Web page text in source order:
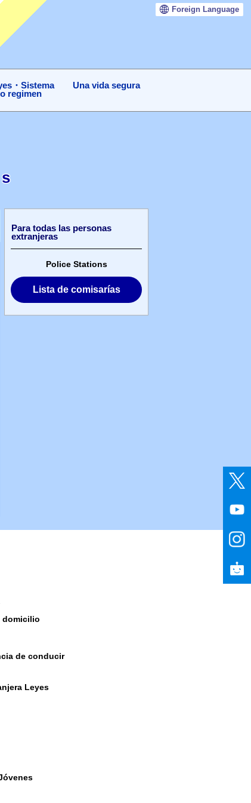
Foreign Language
・Sistema
o regimen
Una vida segura
Para todas las personas
extranjeras
Police Stations
Lista de comisarías
domicilio
de conducir
Leyes